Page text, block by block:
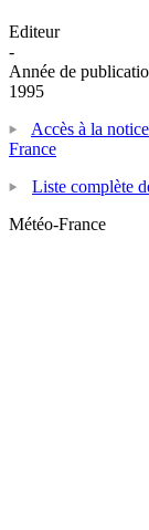
Editeur
-
Année de
1995
Accès à la
France
Liste complète
Météo-France